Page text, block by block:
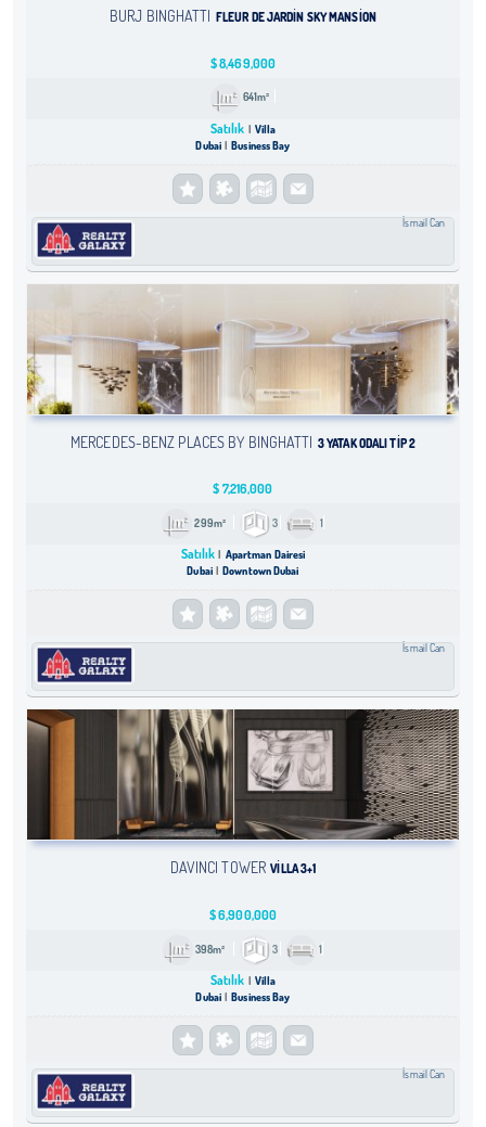
BURJ BINGHATTI FLEUR DE JARDIN SKY MANSION
$8,469,000
641m²
Satılık
Villa
Dubai
Business Bay
İsmail Can
MERCEDES-BENZ PLACES BY BINGHATTI 3 YATAK ODALI TIP 2
$7,216,000
299m² 3 1
Satılık
Apartman Dairesi
Dubai
Downtown Dubai
İsmail Can
DAVINCI TOWER VILLA 3+1
$6,900,000
398m² 3 1
Satılık
Villa
Dubai
Business Bay
İsmail Can